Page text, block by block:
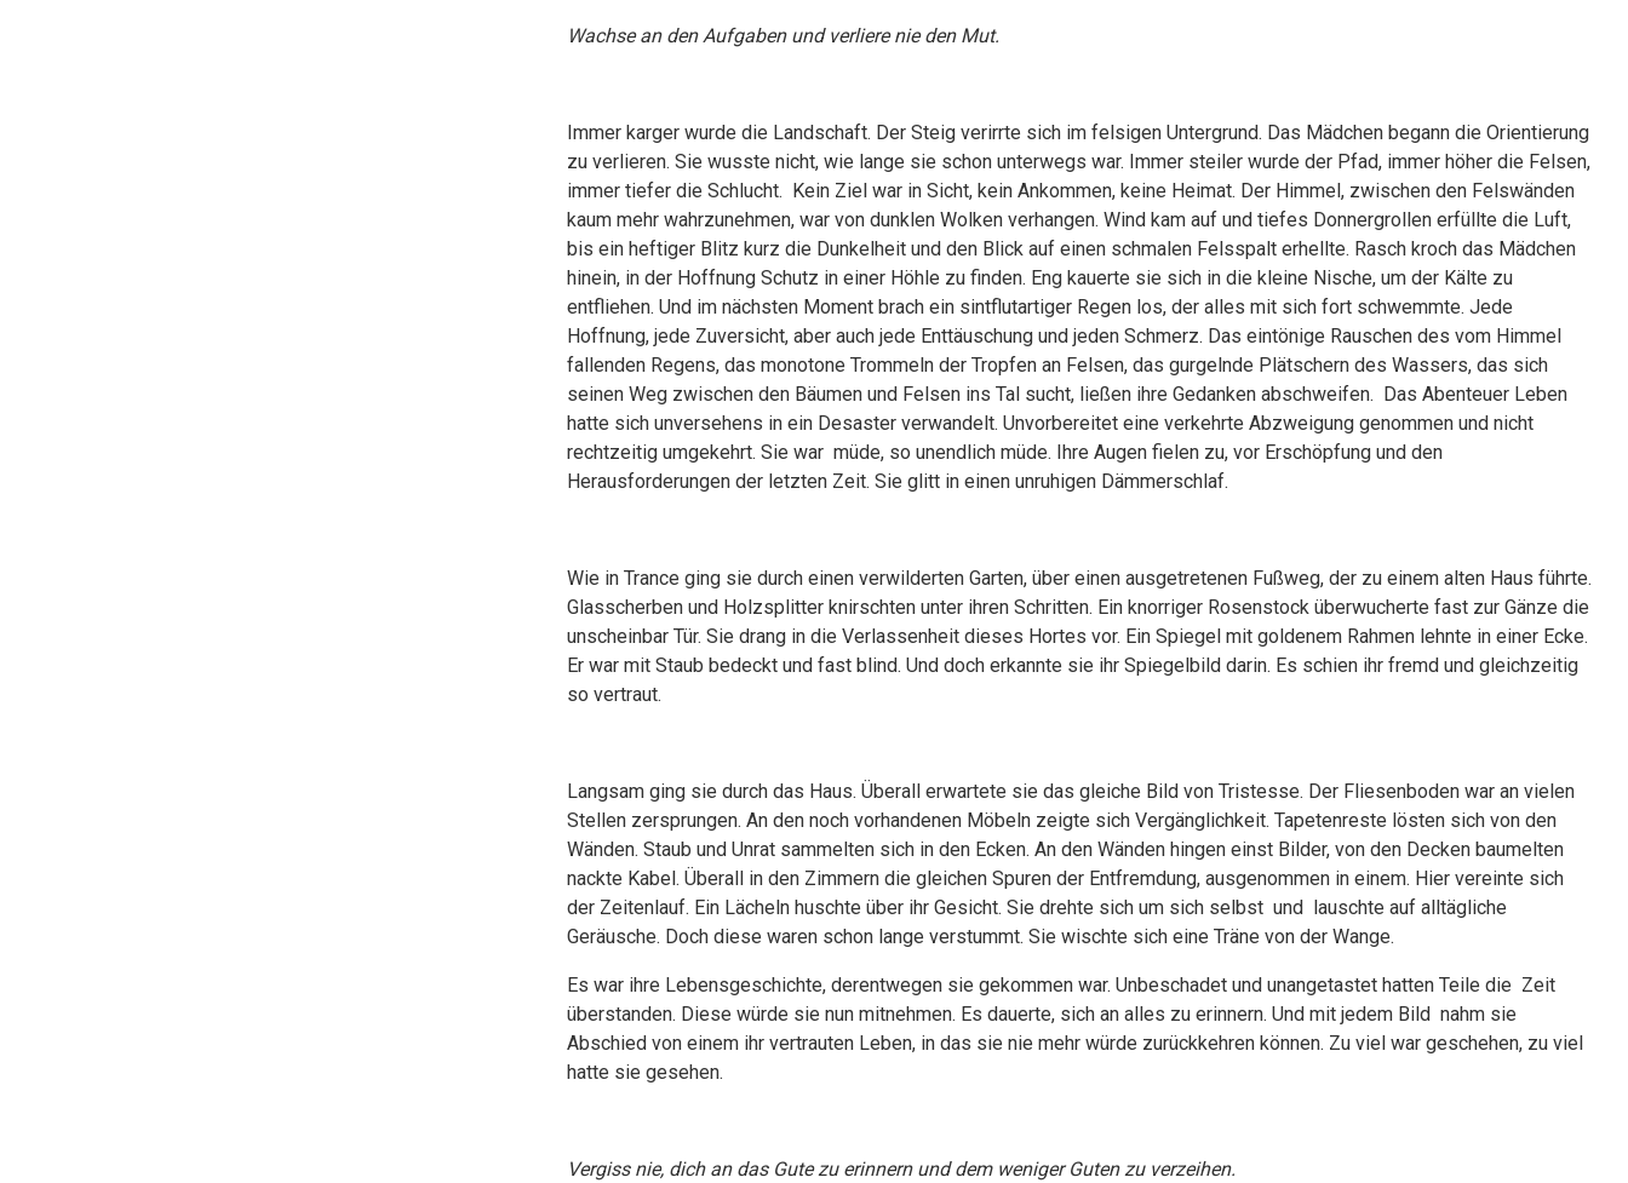
Wachse an den Aufgaben und verliere nie den Mut.
Immer karger wurde die Landschaft. Der Steig verirrte sich im felsigen Untergrund. Das Mädchen begann die Orientierung
zu verlieren. Sie wusste nicht, wie lange sie schon unterwegs war. Immer steiler wurde der Pfad, immer höher die Felsen,
immer tiefer die Schlucht. Kein Ziel war in Sicht, kein Ankommen, keine Heimat. Der Himmel, zwischen den Felswänden
kaum mehr wahrzunehmen, war von dunklen Wolken verhangen. Wind kam auf und tiefes Donnergrollen erfüllte die Luft,
bis ein heftiger Blitz kurz die Dunkelheit und den Blick auf einen schmalen Felsspalt erhellte. Rasch kroch das Mädchen
hinein, in der Hoffnung Schutz in einer Höhle zu finden. Eng kauerte sie sich in die kleine Nische, um der Kälte zu
entfliehen. Und im nächsten Moment brach ein sintflutartiger Regen los, der alles mit sich fort schwemmte. Jede
Hoffnung, jede Zuversicht, aber auch jede Enttäuschung und jeden Schmerz. Das eintönige Rauschen des vom Himmel
fallenden Regens, das monotone Trommeln der Tropfen an Felsen, das gurgelnde Plätschern des Wassers, das sich
seinen Weg zwischen den Bäumen und Felsen ins Tal sucht, ließen ihre Gedanken abschweifen. Das Abenteuer Leben
hatte sich unversehens in ein Desaster verwandelt. Unvorbereitet eine verkehrte Abzweigung genommen und nicht
rechtzeitig umgekehrt. Sie war müde, so unendlich müde. Ihre Augen fielen zu, vor Erschöpfung und den
Herausforderungen der letzten Zeit. Sie glitt in einen unruhigen Dämmerschlaf.
Wie in Trance ging sie durch einen verwilderten Garten, über einen ausgetretenen Fußweg, der zu einem alten Haus führte.
Glasscherben und Holzsplitter knirschten unter ihren Schritten. Ein knorriger Rosenstock überwucherte fast zur Gänze die
unscheinbar Tür. Sie drang in die Verlassenheit dieses Hortes vor. Ein Spiegel mit goldenem Rahmen lehnte in einer Ecke.
Er war mit Staub bedeckt und fast blind. Und doch erkannte sie ihr Spiegelbild darin. Es schien ihr fremd und gleichzeitig
so vertraut.
Langsam ging sie durch das Haus. Überall erwartete sie das gleiche Bild von Tristesse. Der Fliesenboden war an vielen
Stellen zersprungen. An den noch vorhandenen Möbeln zeigte sich Vergänglichkeit. Tapetenreste lösten sich von den
Wänden. Staub und Unrat sammelten sich in den Ecken. An den Wänden hingen einst Bilder, von den Decken baumelten
nackte Kabel. Überall in den Zimmern die gleichen Spuren der Entfremdung, ausgenommen in einem. Hier vereinte sich
der Zeitenlauf. Ein Lächeln huschte über ihr Gesicht. Sie drehte sich um sich selbst und lauschte auf alltägliche
Geräusche. Doch diese waren schon lange verstummt. Sie wischte sich eine Träne von der Wange.
Es war ihre Lebensgeschichte, derentwegen sie gekommen war. Unbeschadet und unangetastet hatten Teile die Zeit
überstanden. Diese würde sie nun mitnehmen. Es dauerte, sich an alles zu erinnern. Und mit jedem Bild nahm sie
Abschied von einem ihr vertrauten Leben, in das sie nie mehr würde zurückkehren können. Zu viel war geschehen, zu viel
hatte sie gesehen.
Vergiss nie, dich an das Gute zu erinnern und dem weniger Guten zu verzeihen.